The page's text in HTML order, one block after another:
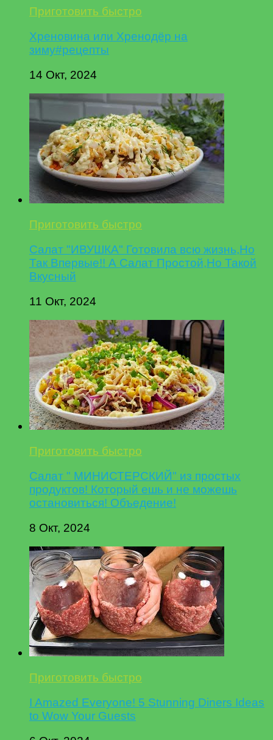
Приготовить быстро
Хреновина или Хренодёр на
зиму#рецепты
14 Окт, 2024
Приготовить быстро
Салат "ИВУШКА" Готовила всю жизнь,Но
Так Впервые!! А Салат Простой,Но Такой
Вкусный
11 Окт, 2024
Приготовить быстро
Салат " МИНИСТЕРСКИЙ" из простых
продуктов! Который ешь и не можешь
остановиться! Объедение!
8 Окт, 2024
Приготовить быстро
I Amazed Everyone! 5 Stunning Diners Ideas
to Wow Your Guests